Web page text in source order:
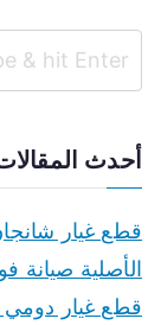
أحدث
الأصلية صيانة